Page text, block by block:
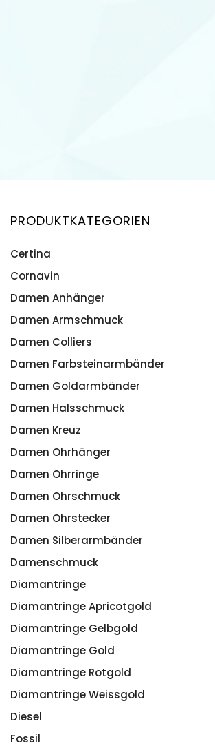
PRODUKTKATEGORIEN
Certina
Cornavin
Damen Anhänger
Damen Armschmuck
Damen Colliers
Damen Farbsteinarmbänder
Damen Goldarmbänder
Damen Halsschmuck
Damen Kreuz
Damen Ohrhänger
Damen Ohrringe
Damen Ohrschmuck
Damen Ohrstecker
Damen Silberarmbänder
Damenschmuck
Diamantringe
Diamantringe Apricotgold
Diamantringe Gelbgold
Diamantringe Gold
Diamantringe Rotgold
Diamantringe Weissgold
Diesel
Fossil